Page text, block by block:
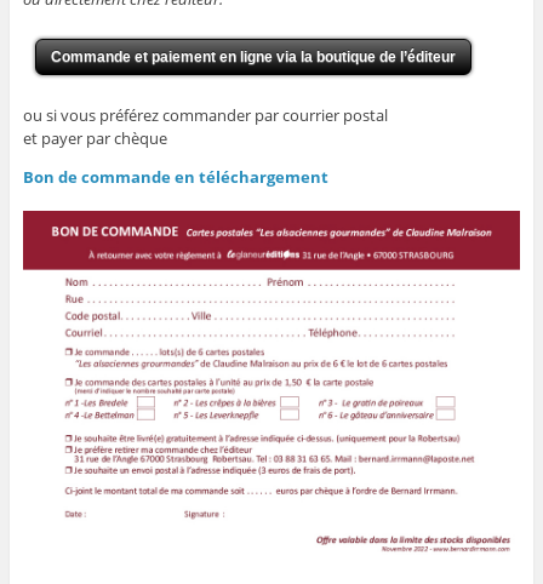
Commande et paiement en ligne via la boutique de l’éditeur
ou si vous préférez commander par courrier postal
et payer par chèque
Bon de commande en téléchargement